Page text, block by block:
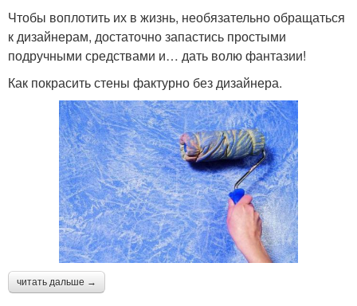
Чтобы воплотить их в жизнь, необязательно обращаться
к дизайнерам, достаточно запастись простыми
подручными средствами и… дать волю фантазии!
Как покрасить стены фактурно без дизайнера.
читать дальше →